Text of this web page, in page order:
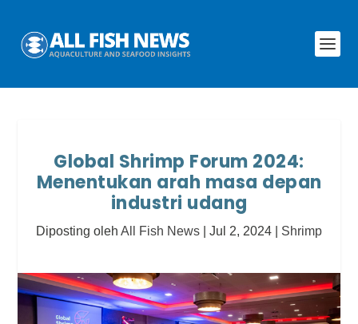
Global Shrimp Forum 2024:
Menentukan arah masa depan
industri udang
Diposting oleh All Fish News Jul 2, 2024 Shrimp